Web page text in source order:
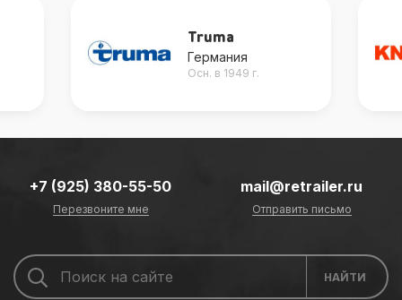
Knott
Германия
Осн. в 1937 г.
+7 (925) 380-55-50
Перезвоните мне
mail@retrailer.ru
Отправить письмо